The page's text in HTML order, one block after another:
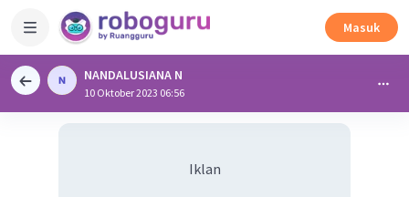
Masuk
NANDALUSIANA N
10 Oktober 2023 06:56
Iklan